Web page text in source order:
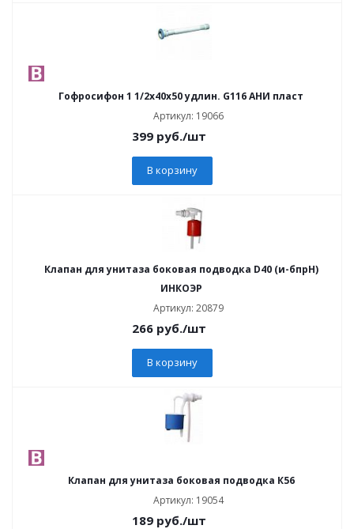
Гофросифон 1 1/2x40x50 удлин. G116 АНИ пласт
Артикул: 19066
399 руб./шт
В корзину
Клапан для унитаза боковая подводка D40 (и-бпрН)
ИНКОЭР
Артикул: 20879
266 руб./шт
В корзину
Клапан для унитаза боковая подводка К56
Артикул: 19054
189 руб./шт